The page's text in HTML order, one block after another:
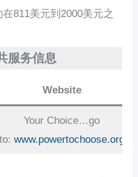
811美元到2000美元之
服务信息
Website
Your Choice…go
to: www.powertochoose.org